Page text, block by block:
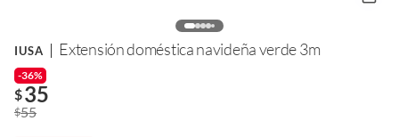
IUSA Extensión doméstica navideña verde 3m
-36%
$35
$55